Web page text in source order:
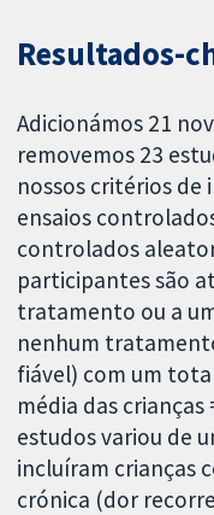
Resultados-
Adicionámos 21
removemos 23
nossos critérios de
ensaios
controlados
participantes são
tratamento ou a
nenhum
fiável) com um
média das crianças
estudos variou de
incluíram crianças
crónica (dor